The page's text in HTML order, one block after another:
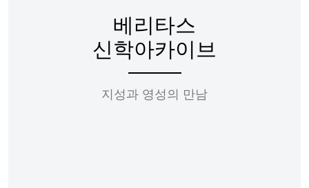
베리타스
신학아카이브
지성과 영성의 만남